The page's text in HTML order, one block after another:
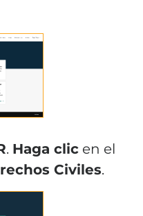
. Haga clic en el
Civiles.